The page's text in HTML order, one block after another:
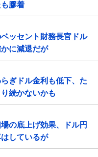
膠着
ッセント財務長官ドル
に減退だが
ぎドル金利も低下、た
続かないかも
の底上げ効果、ドル円
しているが